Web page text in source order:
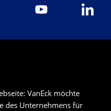
VanEck möchte
des Unternehmens für